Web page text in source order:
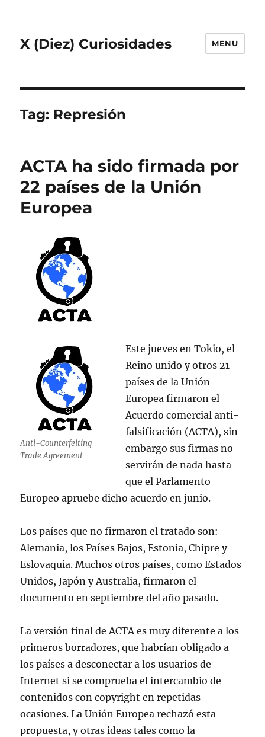
X (Diez) Curiosidades MENU
Tag: Represión
ACTA ha sido firmada por
22 países de la Unión
Europea
Anti-Counterfeiting
Trade Agreement
Este jueves en Tokio, el
Reino unido y otros 21
países de la Unión
Europea firmaron el
Acuerdo comercial anti-
falsificación (ACTA), sin
embargo sus firmas no
servirán de nada hasta
que el Parlamento
Europeo apruebe dicho acuerdo en junio.
Los países que no firmaron el tratado son:
Alemania, los Países Bajos, Estonia, Chipre y
Eslovaquia. Muchos otros países, como Estados
Unidos, Japón y Australia, firmaron el
documento en septiembre del año pasado.
La versión final de ACTA es muy diferente a los
primeros borradores, que habrían obligado a
los países a desconectar a los usuarios de
Internet si se comprueba el intercambio de
contenidos con copyright en repetidas
ocasiones. La Unión Europea rechazó esta
propuesta, y otras ideas tales como la